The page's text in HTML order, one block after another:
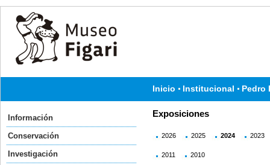
Inicio Institucional Pedro
Información
Conservación
Investigación
Exposiciones
2026 2025 2024 2023
2011 2010